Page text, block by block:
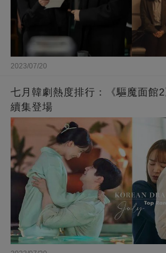
2023/07/20
七月韓劇熱度排行：《驅魔面館
續集登場